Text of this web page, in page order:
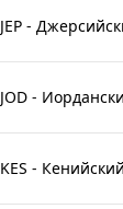
JEP -
JOD -
KES -